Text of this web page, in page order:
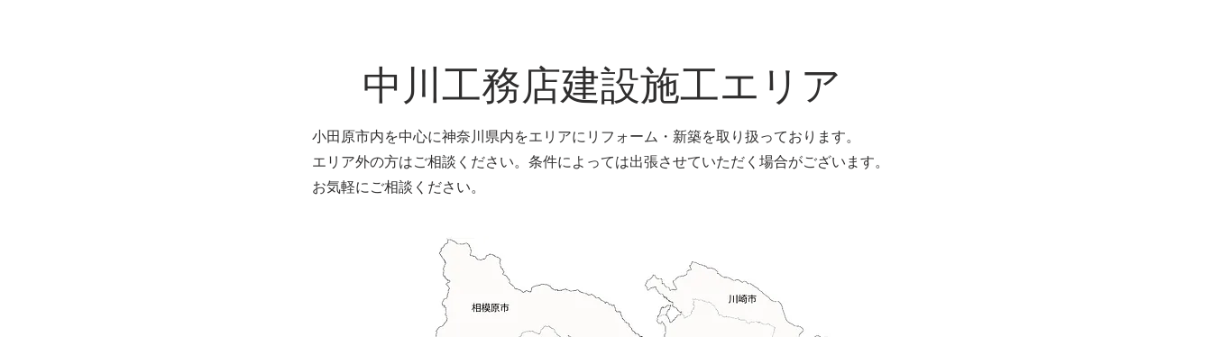
中川工務店建設施工エリア
小田原市内を中心に神奈川県内をエリアにリフォーム・新築を取り扱っております。
エリア外の方はご相談ください。条件によっては出張させていただく場合がございます。
お気軽にご相談ください。